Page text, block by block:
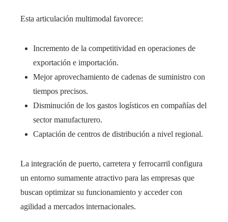
Esta articulación multimodal favorece:
Incremento de la competitividad en operaciones de
exportación e importación.
Mejor aprovechamiento de cadenas de suministro con
tiempos precisos.
Disminución de los gastos logísticos en compañías del
sector manufacturero.
Captación de centros de distribución a nivel regional.
La integración de puerto, carretera y ferrocarril configura
un entorno sumamente atractivo para las empresas que
buscan optimizar su funcionamiento y acceder con
agilidad a mercados internacionales.